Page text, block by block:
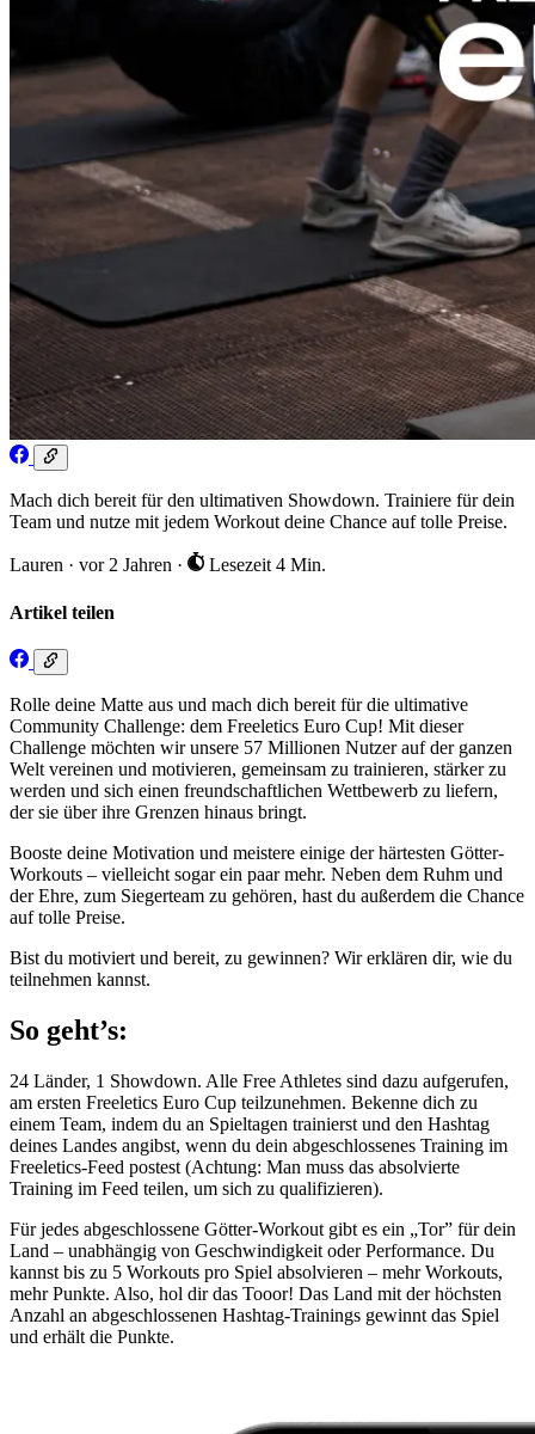
Mach dich bereit für den ultimativen Showdown. Trainiere für dein
Team und nutze mit jedem Workout deine Chance auf tolle Preise.
Lauren · vor 2 Jahren · Lesezeit 4 Min.
Artikel teilen
Rolle deine Matte aus und mach dich bereit für die ultimative
Community Challenge: dem Freeletics Euro Cup! Mit dieser
Challenge möchten wir unsere 57 Millionen Nutzer auf der ganzen
Welt vereinen und motivieren, gemeinsam zu trainieren, stärker zu
werden und sich einen freundschaftlichen Wettbewerb zu liefern,
der sie über ihre Grenzen hinaus bringt.
Booste deine Motivation und meistere einige der härtesten Götter-
Workouts – vielleicht sogar ein paar mehr. Neben dem Ruhm und
der Ehre, zum Siegerteam zu gehören, hast du außerdem die Chance
auf tolle Preise.
Bist du motiviert und bereit, zu gewinnen? Wir erklären dir, wie du
teilnehmen kannst.
So geht’s:
24 Länder, 1 Showdown. Alle Free Athletes sind dazu aufgerufen,
am ersten Freeletics Euro Cup teilzunehmen. Bekenne dich zu
einem Team, indem du an Spieltagen trainierst und den Hashtag
deines Landes angibst, wenn du dein abgeschlossenes Training im
Freeletics-Feed postest (Achtung: Man muss das absolvierte
Training im Feed teilen, um sich zu qualifizieren).
Für jedes abgeschlossene Götter-Workout gibt es ein „Tor” für dein
Land – unabhängig von Geschwindigkeit oder Performance. Du
kannst bis zu 5 Workouts pro Spiel absolvieren – mehr Workouts,
mehr Punkte. Also, hol dir das Tooor! Das Land mit der höchsten
Anzahl an abgeschlossenen Hashtag-Trainings gewinnt das Spiel
und erhält die Punkte.